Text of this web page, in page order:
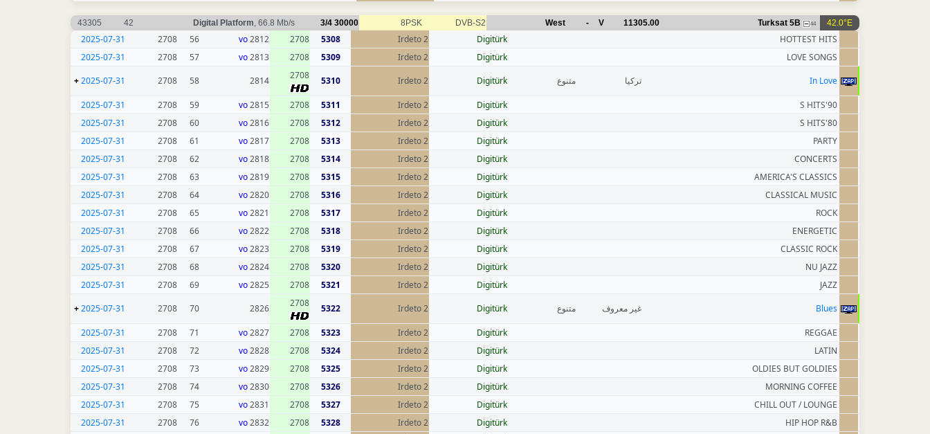
42.0°E
Turksat 5B 44
11305.00
V
-
West
DVB-S2
8PSK
30000
3/4
Digital Platform, 66.8 Mb/s
42
43305
HOTTEST HITS
Digitürk
Irdeto 2
5308
2708
2812
vo
56
2708
2025-07-31
LOVE SONGS
Digitürk
Irdeto 2
5309
2708
2813
vo
57
2708
2025-07-31
In Love
تركيا متنوع Digitürk
Irdeto 2
5310
2708
2814
58
2708
2025-07-31
+
90'S HITS
Digitürk
Irdeto 2
5311
2708
2815
vo
59
2708
2025-07-31
80'S HITS
Digitürk
Irdeto 2
5312
2708
2816
vo
60
2708
2025-07-31
PARTY
Digitürk
Irdeto 2
5313
2708
2817
vo
61
2708
2025-07-31
CONCERTS
Digitürk
Irdeto 2
5314
2708
2818
vo
62
2708
2025-07-31
AMERICA'S CLASSICS
Digitürk
Irdeto 2
5315
2708
2819
vo
63
2708
2025-07-31
CLASSICAL MUSIC
Digitürk
Irdeto 2
5316
2708
2820
vo
64
2708
2025-07-31
ROCK
Digitürk
Irdeto 2
5317
2708
2821
vo
65
2708
2025-07-31
ENERGETIC
Digitürk
Irdeto 2
5318
2708
2822
vo
66
2708
2025-07-31
CLASSIC ROCK
Digitürk
Irdeto 2
5319
2708
2823
vo
67
2708
2025-07-31
NU JAZZ
Digitürk
Irdeto 2
5320
2708
2824
vo
68
2708
2025-07-31
JAZZ
Digitürk
Irdeto 2
5321
2708
2825
vo
69
2708
2025-07-31
Blues
غير معروف متنوع Digitürk
Irdeto 2
5322
2708
2826
70
2708
2025-07-31
+
REGGAE
Digitürk
Irdeto 2
5323
2708
2827
vo
71
2708
2025-07-31
LATIN
Digitürk
Irdeto 2
5324
2708
2828
vo
72
2708
2025-07-31
OLDIES BUT GOLDIES
Digitürk
Irdeto 2
5325
2708
2829
vo
73
2708
2025-07-31
MORNING COFFEE
Digitürk
Irdeto 2
5326
2708
2830
vo
74
2708
2025-07-31
CHILL OUT / LOUNGE
Digitürk
Irdeto 2
5327
2708
2831
vo
75
2708
2025-07-31
HIP HOP R&B
Digitürk
Irdeto 2
5328
2708
2832
vo
76
2708
2025-07-31